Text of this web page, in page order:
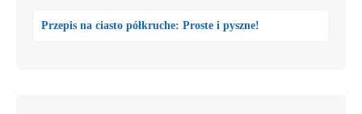
Przepis na ciasto półkruche: Proste i pyszne!